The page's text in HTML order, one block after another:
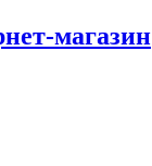
магазин